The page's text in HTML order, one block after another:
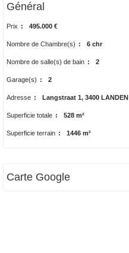
Général
Prix : 495.000 €
Nombre de Chambre(s) : 6 chr
Nombre de salle(s) de bain : 2
Garage(s) : 2
Adresse : Langstraat 1, 3400 LANDEN
Superficie totale : 528 m²
Superficie terrain : 1446 m²
Carte Google